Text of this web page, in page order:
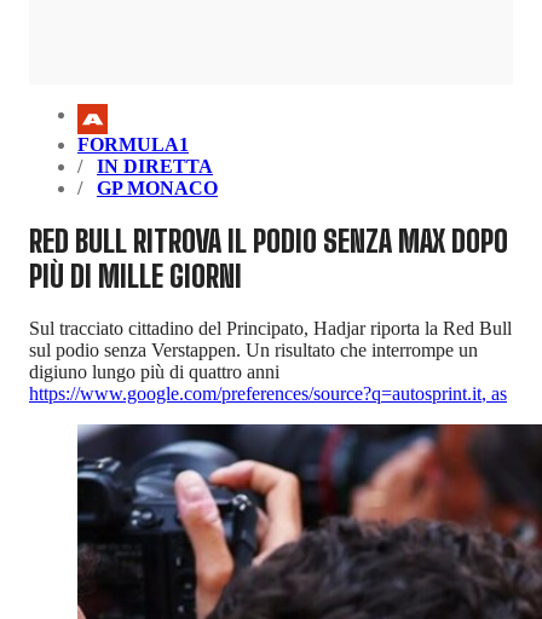
FORMULA1
IN DIRETTA
GP MONACO
RED BULL RITROVA IL PODIO SENZA MAX DOPO
PIÙ DI MILLE GIORNI
Sul tracciato cittadino del Principato, Hadjar riporta la Red Bull
sul podio senza Verstappen. Un risultato che interrompe un
digiuno lungo più di quattro anni
https://www.google.com/preferences/source?q=autosprint.it, as